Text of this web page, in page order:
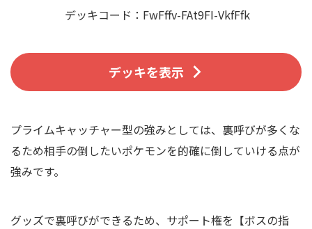
デッキコード：FwFffv-FAt9FI-VkfFfk
デッキを表示
プライムキャッチャー型の強みとしては、裏呼びが多くな
るため相手の倒したいポケモンを的確に倒していける点が
強みです。
グッズで裏呼びができるため、サポート権を【ボスの指